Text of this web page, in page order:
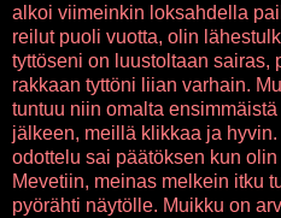
alkoi viimeinkin loksahdella
reilut puoli vuotta, olin
tyttöseni on luustoltaan sairas,
rakkaan tyttöni liian varhain.
tuntuu niin omalta
jälkeen, meillä klikkaa ja
odottelu sai päätöksen kun
Mevetiin, meinas melkein itku
pyörähti näytölle. Muikku on